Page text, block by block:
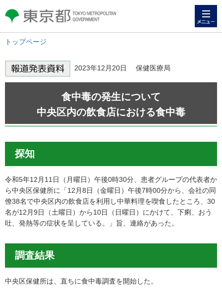
東京都 TOKYO METROPOLITAN
GOVERNMENT
トップページ
2023年12月20日 保健医療局
食中毒の発生について
中央区内の飲食店における食中毒
探知
令和5年12月11日（月曜日）午後0時30分、患者グループの代表者か
ら中央区保健所に「12月8日（金曜日）午後7時00分から、会社の同
僚38名で中央区内の飲食店を利用し中華料理を喫食したところ、30
名が12月9日（土曜日）から10日（日曜日）にかけて、下痢、おう
吐、発熱等の症状を呈している。」旨、連絡があった。
調査結果
中央区保健所は、直ちに食中毒調査を開始した。